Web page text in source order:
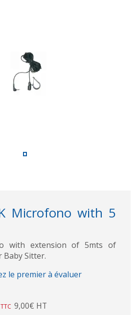
Microfono with 5
with extension of 5mts of
Baby Sitter.
le premier à évaluer
TTC 9,00€ HT